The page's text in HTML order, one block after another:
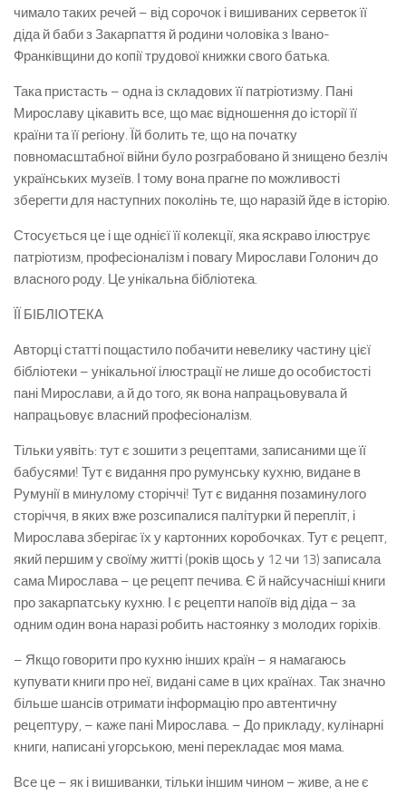
чимало таких речей – від сорочок і вишиваних серветок її
діда й баби з Закарпаття й родини чоловіка з Івано-
Франківщини до копії трудової книжки свого батька.
Така пристасть – одна із складових її патріотизму. Пані
Мирославу цікавить все, що має відношення до історії її
країни та її регіону. Їй болить те, що на початку
повномасштабної війни було розграбовано й знищено безліч
українських музеїв. І тому вона прагне по можливості
зберегти для наступних поколінь те, що наразій йде в історію.
Стосується це і ще однієї її колекції, яка яскраво ілюструє
патріотизм, професіоналізм і повагу Мирослави Голонич до
власного роду. Це унікальна бібліотека.
ЇЇ БІБЛІОТЕКА
Авторці статті пощастило побачити невелику частину цієї
бібліотеки – унікальної ілюстрації не лише до особистості
пані Мирослави, а й до того, як вона напрацьовувала й
напрацьовує власний професіоналізм.
Тільки уявіть: тут є зошити з рецептами, записаними ще її
бабусями! Тут є видання про румунську кухню, видане в
Румунії в минулому сторіччі! Тут є видання позаминулого
сторіччя, в яких вже розсипалися палітурки й перепліт, і
Мирослава зберігає їх у картонних коробочках. Тут є рецепт,
який першим у своїму житті (років щось у 12 чи 13) записала
сама Мирослава – це рецепт печива. Є й найсучасніші книги
про закарпатську кухню. І є рецепти напоїв від діда – за
одним один вона наразі робить настоянку з молодих горіхів.
– Якщо говорити про кухню інших країн – я намагаюсь
купувати книги про неї, видані саме в цих країнах. Так значно
більше шансів отримати інформацію про автентичну
рецептуру, – каже пані Мирослава. – До прикладу, кулінарні
книги, написані угорською, мені перекладає моя мама.
Все це – як і вишиванки, тільки іншим чином – живе, а не є